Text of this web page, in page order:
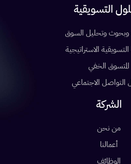
التسويقية
وبحوث وتحليل السوق
الاستراتيجية
المتسوق الخفي
التواصل الاجتماعي
الشركة
من نحن
أعمالنا
الوظائف